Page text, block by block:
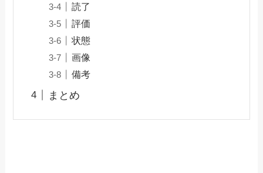
読了
評価
状態
画像
備考
まとめ